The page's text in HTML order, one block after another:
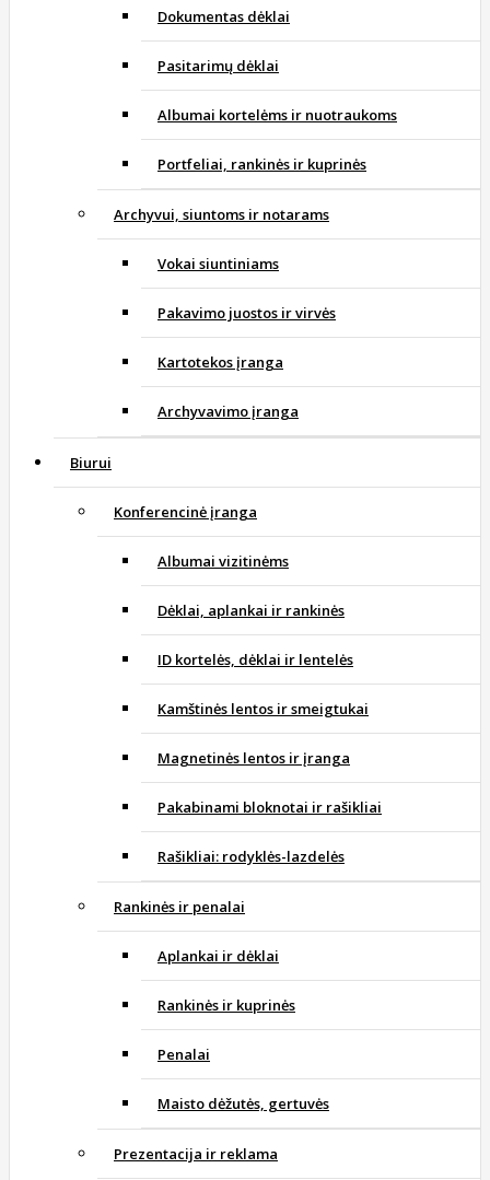
Dokumentas dėklai
Pasitarimų dėklai
Albumai kortelėms ir nuotraukoms
Portfeliai, rankinės ir kuprinės
Archyvui, siuntoms ir notarams
Vokai siuntiniams
Pakavimo juostos ir virvės
Kartotekos įranga
Archyvavimo įranga
Biurui
Konferencinė įranga
Albumai vizitinėms
Dėklai, aplankai ir rankinės
ID kortelės, dėklai ir lentelės
Kamštinės lentos ir smeigtukai
Magnetinės lentos ir įranga
Pakabinami bloknotai ir rašikliai
Rašikliai: rodyklės-lazdelės
Rankinės ir penalai
Aplankai ir dėklai
Rankinės ir kuprinės
Penalai
Maisto dėžutės, gertuvės
Prezentacija ir reklama